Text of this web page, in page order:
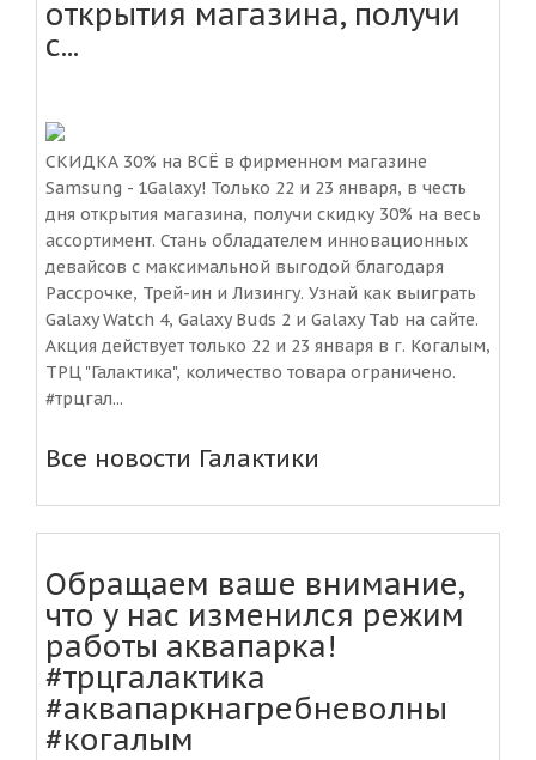
открытия магазина, получи
с...
СКИДКА 30% на ВСЁ в фирменном магазине
Samsung - 1Galaxy! Только 22 и 23 января, в честь
дня открытия магазина, получи скидку 30% на весь
ассортимент. Стань обладателем инновационных
девайсов с максимальной выгодой благодаря
Рассрочке, Трей-ин и Лизингу. Узнай как выиграть
Galaxy Watch 4, Galaxy Buds 2 и Galaxy Tab на сайте.
Акция действует только 22 и 23 января в г. Когалым,
ТРЦ "Галактика", количество товара ограничено.
#трцгал...
Все новости Галактики
Обращаем ваше внимание,
что у нас изменился режим
работы аквапарка!
#трцгалактика
#аквапаркнагребневолны
#когалым